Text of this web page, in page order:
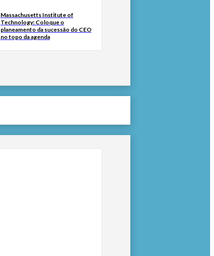
Massachusetts Institute of
Technology: Coloque o
planeamento da sucessão do CEO
no topo da agenda